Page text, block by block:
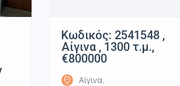
Κωδικός: 2541548 ,
Αίγινα , 1300 τ.μ.,
€800000
Αίγινα,